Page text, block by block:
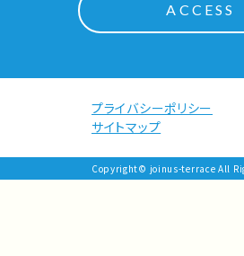
ACCESS
プライバシーポリシー
サイトマップ
Copyright© joinus-terrace All